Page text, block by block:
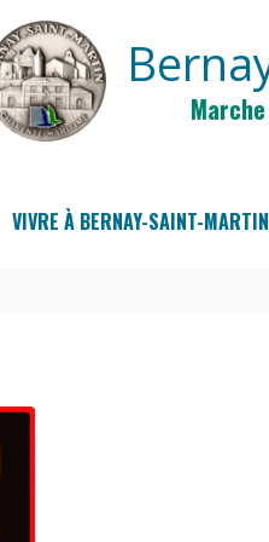
VIVRE À BERNAY-SAINT-MARTIN